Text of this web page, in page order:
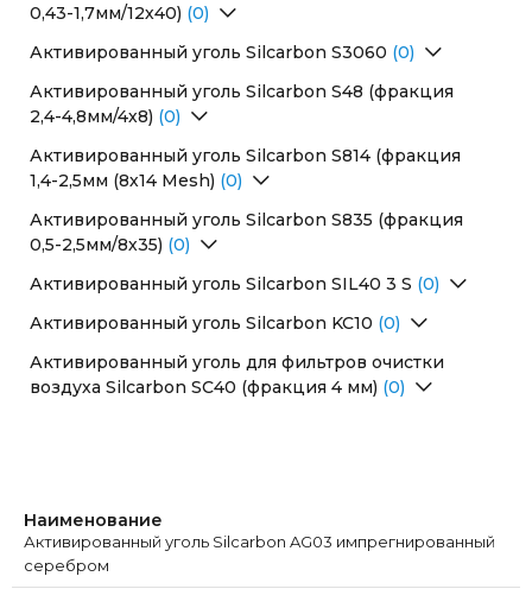
0,43-1,7мм/12х40) (0)
Активированный уголь Silcarbon S3060 (0)
Активированный уголь Silcarbon S48 (фракция
2,4-4,8мм/4х8) (0)
Активированный уголь Silcarbon S814 (фракция
1,4-2,5мм (8х14 Mesh) (0)
Активированный уголь Silcarbon S835 (фракция
0,5-2,5мм/8х35) (0)
Активированный уголь Silcarbon SIL40 3 S (0)
Активированный уголь Silcarbon KC10 (0)
Активированный уголь для фильтров очистки
воздуха Silcarbon SC40 (фракция 4 мм) (0)
Наименование
Активированный уголь Silcarbon AG03 импрегнированный
серебром